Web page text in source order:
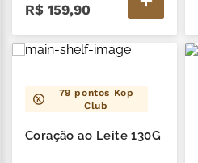
R$ 159,90
79 pontos Kop
Club
Coração ao Leite 130G